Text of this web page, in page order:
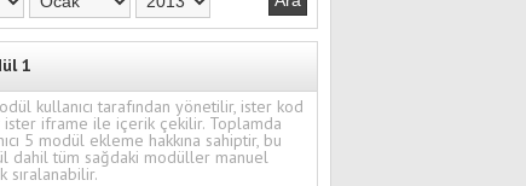
1
kullanıcı tarafından yönetilir, ister kod
iframe ile içerik çekilir. Toplamda
5 modül ekleme hakkına sahiptir, bu
dahil tüm sağdaki modüller manuel
sıralanabilir.